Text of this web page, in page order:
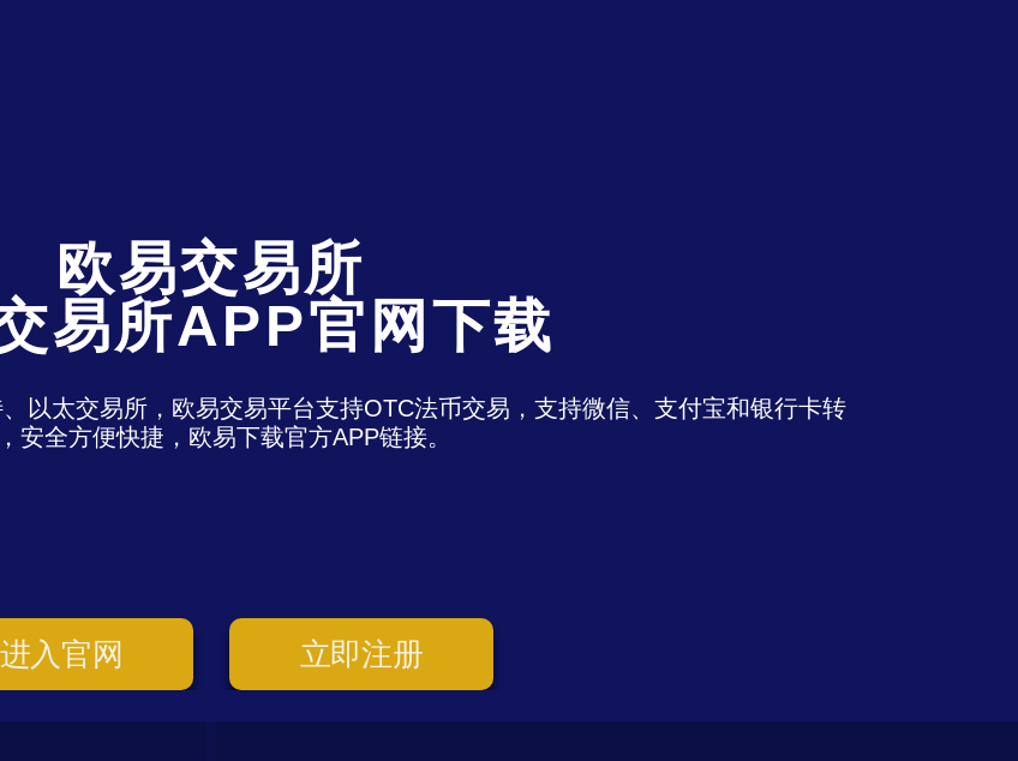
欧易交易所
易所APP官网下载
以太交易所，欧易交易平台支持OTC法币交易，支持微信、支付宝和银行卡转
安全方便快捷，欧易下载官方APP链接。
进入官网 立即注册